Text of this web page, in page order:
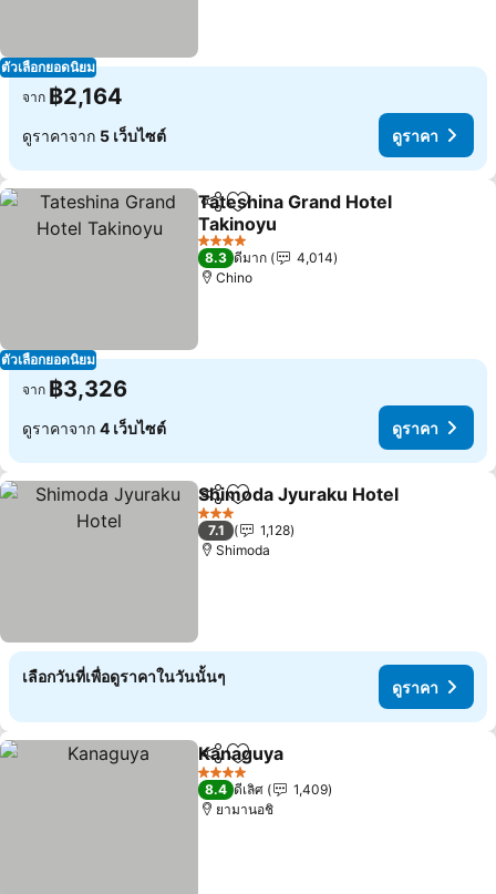
ตัวเลือกยอดนิยม
จาก ฿2,164
ดูราคาจาก 5 เว็บไซต์ ดูราคา
ตัวเลือกยอดนิยม
แชร์ เพิ่มในรายการโปรด
Tateshina Grand Hotel
Takinoyu
4 ดาว
8.3 ดีมาก
4,014
Chino
จาก ฿3,326
ดูราคาจาก 4 เว็บไซต์ ดูราคา
แชร์ เพิ่มในรายการโปรด
Shimoda Jyuraku Hotel
3 ดาว
7.1
1,128
Shimoda
เลือกวันที่เพื่อดูราคาในวันนั้นๆ
ดูราคา
แชร์ เพิ่มในรายการโปรด
Kanaguya
4 ดาว
8.4 ดีเลิศ
1,409
ยามานอชิ